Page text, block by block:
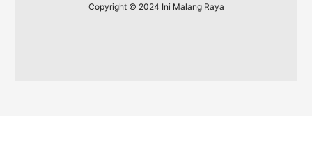
Copyright © 2024 Ini Malang Raya